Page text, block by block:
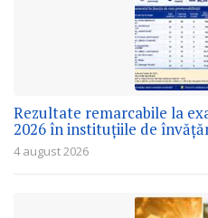
Rezultate remarcabile la
2026 în instituțiile de
4 august 2026